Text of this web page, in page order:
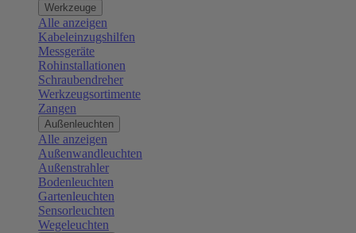
Werkzeuge
Alle anzeigen
Kabeleinzugshilfen
Messgeräte
Rohinstallationen
Schraubendreher
Werkzeugsortimente
Zangen
Außenleuchten
Alle anzeigen
Außenwandleuchten
Außenstrahler
Bodenleuchten
Gartenleuchten
Sensorleuchten
Wegeleuchten